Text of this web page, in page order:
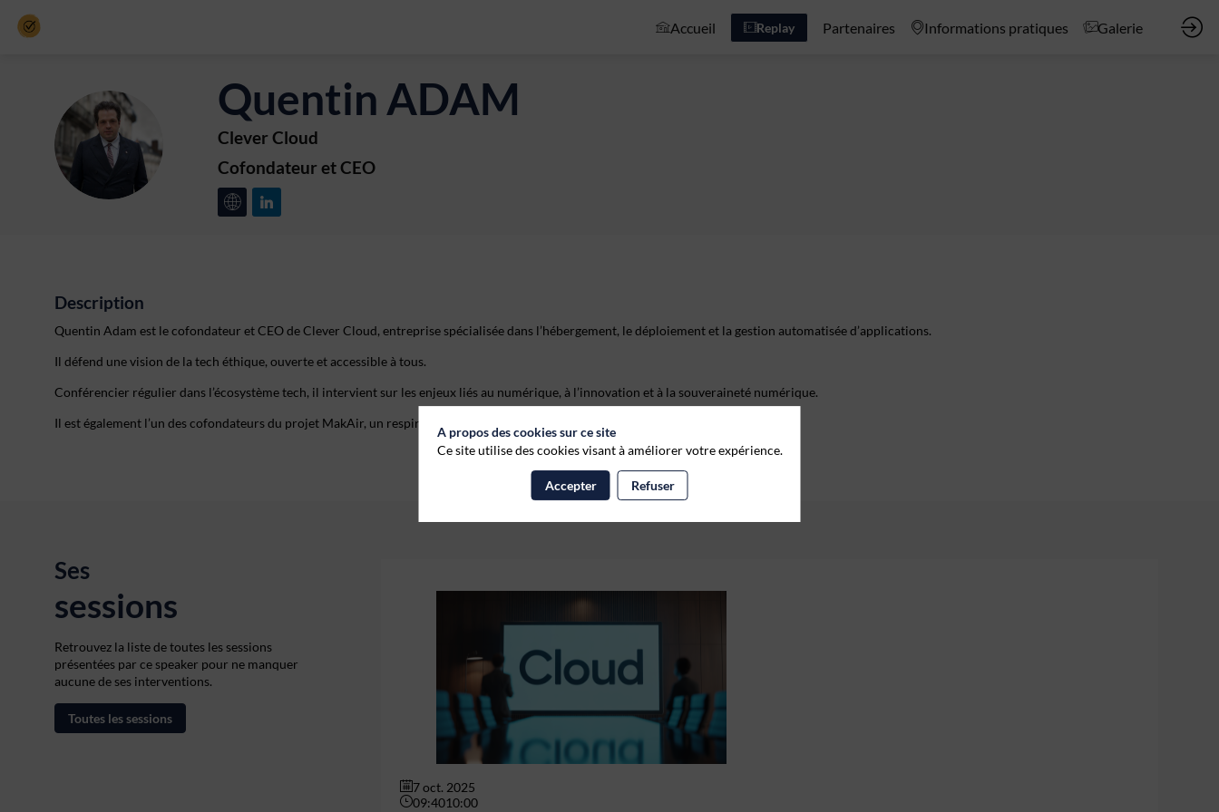
Accueil Replay Partenaires Informations pratiques Galerie
QA
Quentin ADAM
Clever Cloud
Cofondateur et CEO
Description
Quentin Adam est le cofondateur et CEO de Clever Cloud, entreprise spécialisée dans l’hébergement, le déploiement et la gestion automatisée d’applications.
Il défend une vision de la tech éthique, ouverte et accessible à tous.
Conférencier régulier dans l’écosystème tech, il intervient sur les enjeux liés au numérique, à l’innovation et à la souveraineté numérique.
Il est également l’un des cofondateurs du projet MakAir, un respirateur open source imaginé en pleine crise du COVID-19.
Ses
sessions
Retrouvez la liste de toutes les sessions
présentées par ce speaker pour ne manquer
aucune de ses interventions.
Toutes les sessions
7 oct. 2025
09:4010:00
A propos des cookies sur ce site
Ce site utilise des cookies visant à améliorer votre expérience.
Accepter Refuser